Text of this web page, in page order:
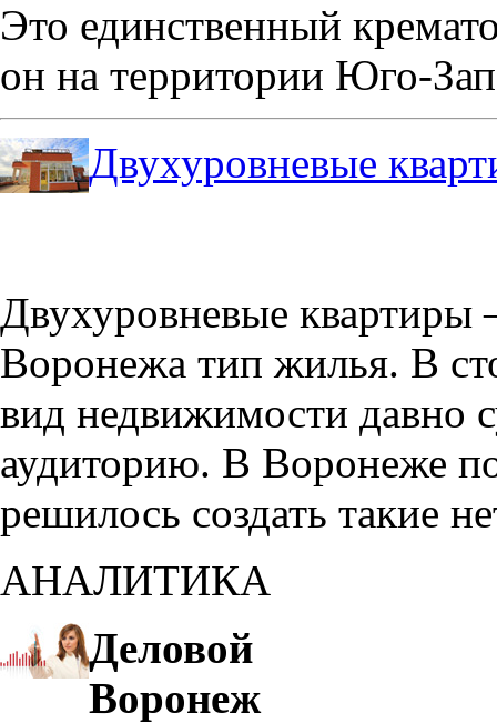
Это единственный
он на территории Юго-
Двухуровневые
Двухуровневые квартиры
Воронежа тип жилья. В
вид недвижимости давно
аудиторию. В Воронеже
решилось создать такие
АНАЛИТИКА
Деловой
Воронеж